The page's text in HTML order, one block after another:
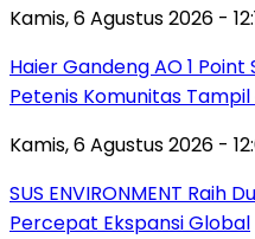
Kamis, 6 Agustus 2026 -
Haier Gandeng AO 1
Petenis Komunitas
Kamis, 6 Agustus 2026 -
SUS ENVIRONMENT Raih
Percepat Ekspansi Global